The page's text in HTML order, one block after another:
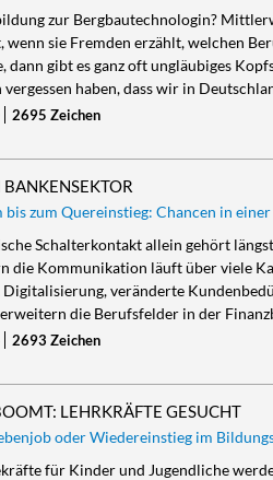
zur Bergbautechnologin?
wenn sie Fremden erzählt, welchen
dann gibt es ganz oft ungläubiges
vergessen haben, dass wir in
2695 Zeichen
zum Quereinstieg: Chancen in
Schalterkontakt allein gehört
die Kommunikation läuft über viele
veränderte
die Berufsfelder in der
2693 Zeichen
LEHRKRÄFTE GESUCHT
oder Wiedereinstieg im
für Kinder und Jugendliche